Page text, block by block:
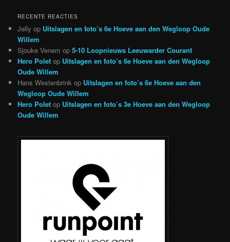
RECENTE REACTIES
Jelly op Uitslagen en foto’s 6e Hoeve aan den Wegloop Oude
Willem
Sjouke Venem op5-10 Loopnieuws Leeuwarder Courant
Hero Polet op Uitslagen en foto’s 6e Hoeve aan den Wegloop
Oude Willem
Hans Westenbrink op Uitslagen en foto’s 6e Hoeve aan den
Wegloop Oude Willem
Hero Polet op Uitslagen en foto’s 3e Hoeve aan den Wegloop
Oude Willem